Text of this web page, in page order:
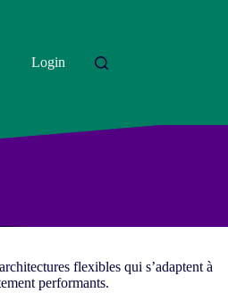
Login
flexibles qui s’adaptent à
performants.